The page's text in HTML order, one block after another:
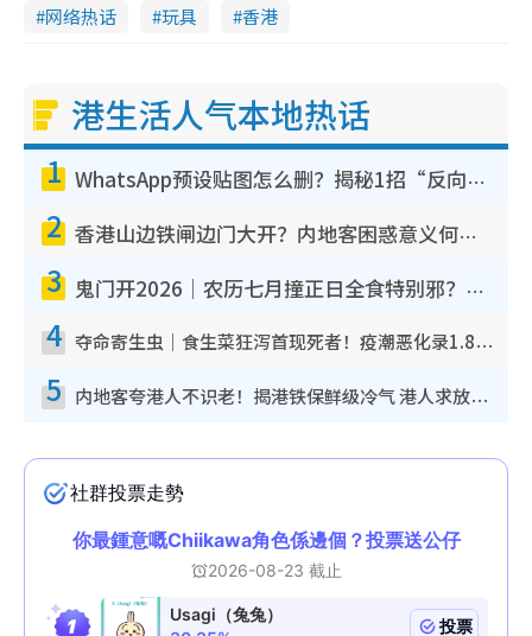
网络热话 玩具 香港
港生活人气本地热话
1 WhatsApp预设贴图怎么删？揭秘1招“反向操作”还原简洁界面 附3步实测教程
2 香港山边铁闸边门大开？内地客困惑意义何在！网友神回复：这种叫法理性防御
3 鬼门开2026｜农历七月撞正日全食特别邪？专家警告切忌做一事！揭4大禁忌+2招保平安
4 夺命寄生虫｜食生菜狂泻首现死者！疫潮恶化录1.8万宗病例 揭洗菜3大谬误
5 内地客夸港人不识老！揭港铁保鲜级冷气 港人求放过：别投诉